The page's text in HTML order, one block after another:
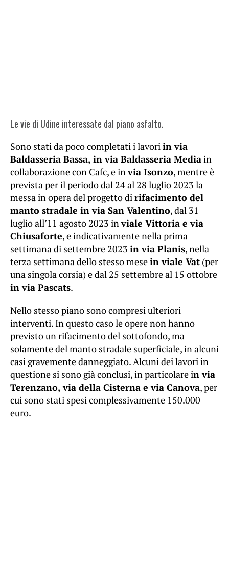
Le vie di Udine interessate dal piano asfalto.
Sono stati da poco completati i lavoriin via
Baldasseria Bassa, in via Baldasseria Mediain
collaborazione con Cafc, e invia Isonzo, mentre è
prevista per il periodo dal 24 al 28 luglio 2023 la
messa in opera del progetto dirifacimento del
manto stradale in via San Valentino, dal 31
luglio all’11 agosto 2023 inviale Vittoria e via
Chiusaforte, e indicativamente nella prima
settimana di settembre 2023 in via Planis, nella
terza settimana dello stesso mesein viale Vat (per
una singola corsia) e dal 25 settembre al 15 ottobre
in via Pascats.
Nello stesso piano sono compresi ulteriori
interventi. In questo caso le opere non hanno
previsto un rifacimento del sottofondo, ma
solamente del manto stradale superficiale, in alcuni
casi gravemente danneggiato. Alcuni dei lavori in
questione si sono già conclusi, in particolare in via
Terenzano, via della Cisterna e via Canova, per
cui sono stati spesi complessivamente 150.000
euro.